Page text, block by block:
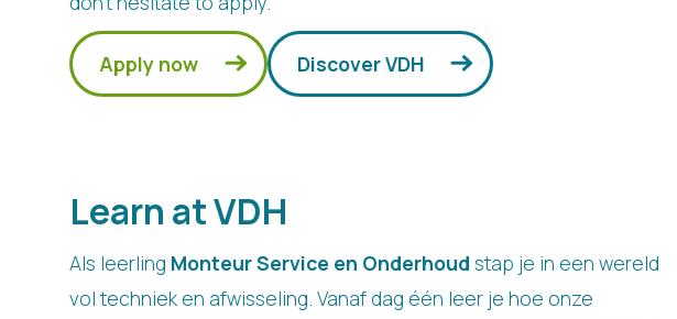
Apply now Discover VDH
Learn at VDH
Als leerling Monteur Service en Onderhoud stap je in een wereld
vol techniek en afwisseling. Vanaf dag één leer je hoe onze